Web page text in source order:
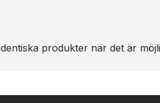
produkter när det är